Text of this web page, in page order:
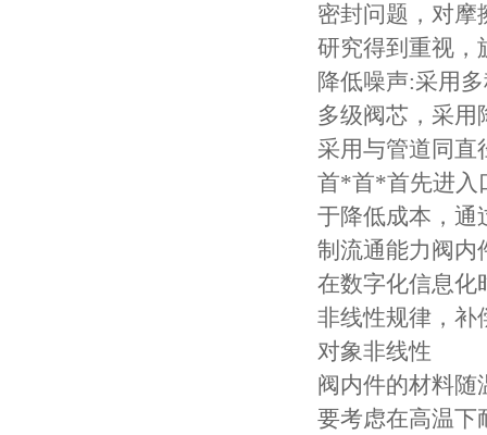
密封问题，对摩
研究得到重视，
降低噪声:采用
多级阀芯，采用
采用与管道同
首*首*首先进入
于降低成本，通
制流通能力阀内
在数字化信息化
非线性规律，补
对象非线性
阀内件的材料随
要考虑在高温下